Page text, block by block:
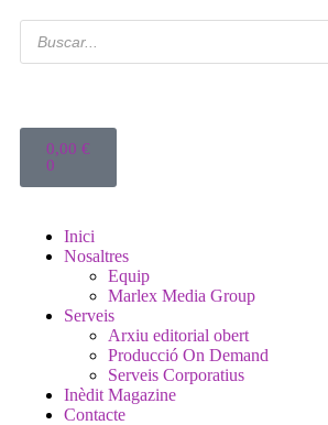
0,00 €
0
Inici
Nosaltres
Equip
Marlex Media Group
Serveis
Arxiu editorial obert
Producció On Demand
Serveis Corporatius
Inèdit Magazine
Contacte